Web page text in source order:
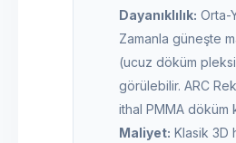
Dayanıklılık: Orta-
Zamanla güneşte
(ucuz döküm
görülebilir. ARC
ithal PMMA döküm
Maliyet: Klasik 3D